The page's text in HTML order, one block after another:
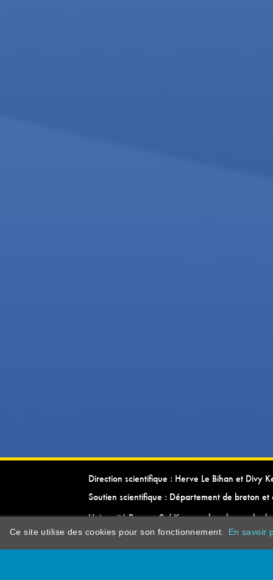
Direction scientifique : Herve Le Bihan et Divy
Soutien scientifique : Département de breton et
Université Rennes 2 / Kevrenn brezhoneg ha
Ce site utilise des cookies pour son fonctionnement. En savoir